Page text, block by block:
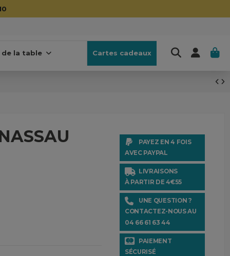
de la table Cartes cadeaux
PAYEZ EN 4 FOIS
AVEC PAYPAL
LIVRAISONS
À PARTIR DE 4€55
UNE QUESTION ?
CONTACTEZ-NOUS AU
04 66 61 63 44
PAIEMENT
SÉCURISÉ